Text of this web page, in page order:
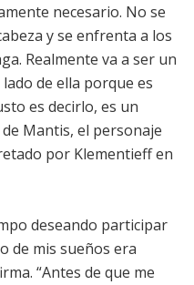
necesario. No se
y se enfrenta a los
Realmente va a ser un
de ella porque es
es decirlo, es un
Mantis, el personaje
por Klementieff en
deseando participar
de mis sueños era
“Antes de que me